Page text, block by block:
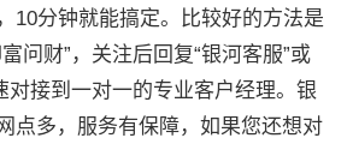
10分钟就能搞定。比较好的方法是
问财”，关注后回复“银河客服”或
对接到一对一的专业客户经理。银
点多，服务有保障，如果您还想对